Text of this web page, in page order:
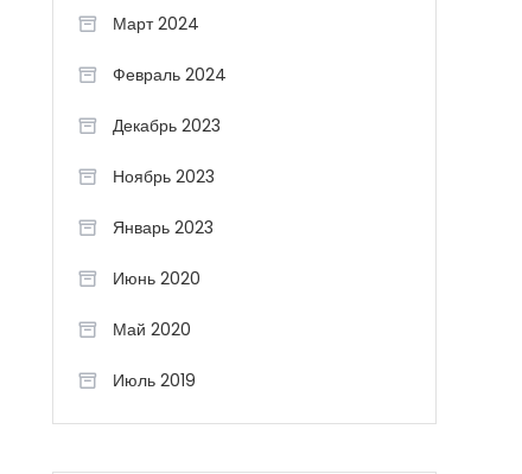
Март 2024
Февраль 2024
Декабрь 2023
Ноябрь 2023
Январь 2023
Июнь 2020
Май 2020
Июль 2019